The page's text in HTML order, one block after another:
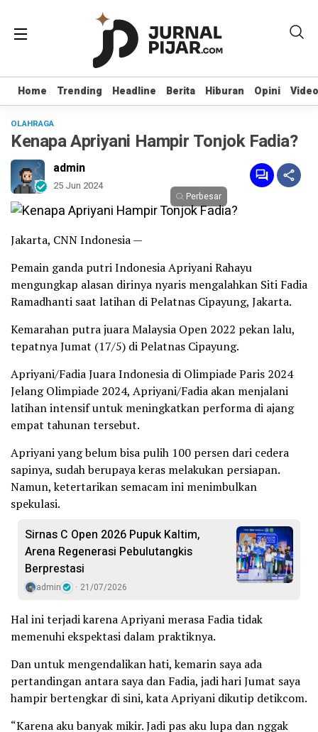
Home Trending Headline Berita Hiburan Opini Video
Home Trending Headline Berita Hiburan Opini Video
OLAHRAGA
Kenapa Apriyani Hampir Tonjok Fadia?
admin
25 Jun 2024
Perbesar
Jakarta, CNN Indonesia —
Pemain ganda putri Indonesia Apriyani Rahayu
mengungkap alasan dirinya nyaris mengalahkan Siti Fadia
Ramadhanti saat latihan di Pelatnas Cipayung, Jakarta.
Kemarahan putra juara Malaysia Open 2022 pekan lalu,
tepatnya Jumat (17/5) di Pelatnas Cipayung.
Apriyani/Fadia Juara Indonesia di Olimpiade Paris 2024
Jelang Olimpiade 2024, Apriyani/Fadia akan menjalani
latihan intensif untuk meningkatkan performa di ajang
empat tahunan tersebut.
Apriyani yang belum bisa pulih 100 persen dari cedera
sapinya, sudah berupaya keras melakukan persiapan.
Namun, ketertarikan semacam ini menimbulkan
spekulasi.
Sirnas C Open 2026 Pupuk Kaltim,
Arena Regenerasi Pebulutangkis
Berprestasi
admin 21/07/2026
Hal ini terjadi karena Apriyani merasa Fadia tidak
memenuhi ekspektasi dalam praktiknya.
Dan untuk mengendalikan hati, kemarin saya ada
pertandingan antara saya dan Fadia, jadi hari Jumat saya
hampir bertengkar di sini, kata Apriyani dikutip detikcom.
“Karena aku banyak mikir. Jadi pas aku lupa dan nggak